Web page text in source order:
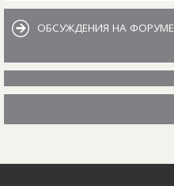
ОБСУЖДЕНИЯ НА ФОРУМЕ